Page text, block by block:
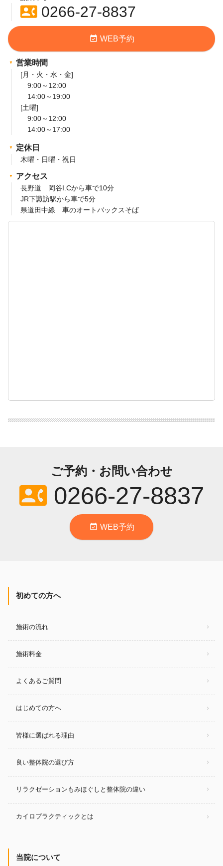
contact_phone0266-27-8837
event_available WEB予約
営業時間
[月・火・水・金]
9:00～12:00
14:00～19:00
[土曜]
9:00～12:00
14:00～17:00
定休日
木曜・日曜・祝日
アクセス
長野道 岡谷I.Cから車で10分
JR下諏訪駅から車で5分
県道田中線 車のオートバックスそば
ご予約・お問い合わせ
contact_phone0266-27-8837
event_available WEB予約
初めての方へ
施術の流れ
施術料金
よくあるご質問
はじめての方へ
皆様に選ばれる理由
良い整体院の選び方
リラクゼーションもみほぐしと整体院の違い
カイロプラクティックとは
当院について